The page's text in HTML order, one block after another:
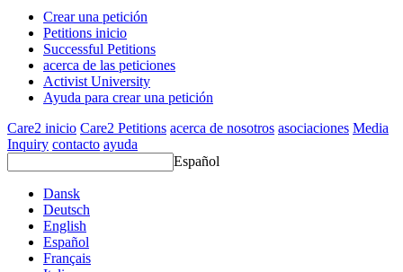
Crear una petición
Petitions inicio
Successful Petitions
acerca de las peticiones
Activist University
Ayuda para crear una petición
Care2 inicio Care2 Petitions acerca de nosotros asociaciones Media
Inquiry contacto ayuda
Español
Dansk
Deutsch
English
Español
Français